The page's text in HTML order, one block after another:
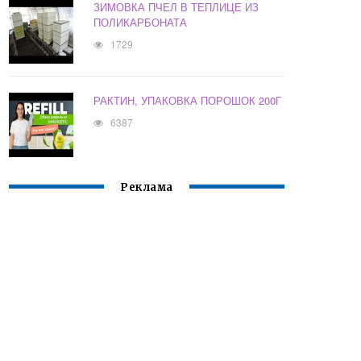
ЗИМОВКА ПЧЕЛ В ТЕПЛИЦЕ ИЗ
ПОЛИКАРБОНАТА
1729
РАКТИН, УПАКОВКА ПОРОШОК 200Г
6387
Реклама